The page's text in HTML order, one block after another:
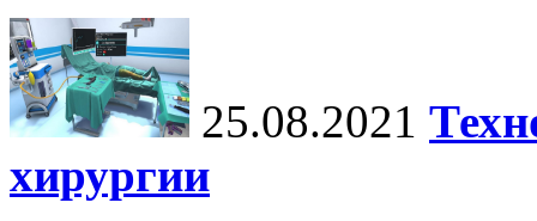
25.08.2021
хирургии